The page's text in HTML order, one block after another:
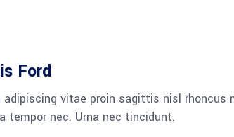
Ford
adipiscing vitae proin sagittis nisl rhoncus
tempor nec. Urna nec tincidunt.